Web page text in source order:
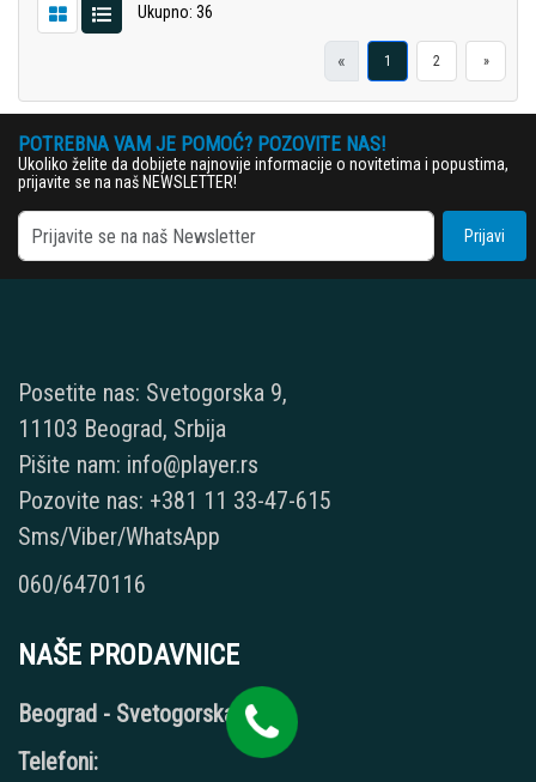
Ukupno: 36
« 1 2 »
POTREBNA VAM JE POMOĆ? POZOVITE NAS!
Ukoliko želite da dobijete najnovije informacije o novitetima i popustima,
prijavite se na naš NEWSLETTER!
Prijavi
Posetite nas: Svetogorska 9,
11103 Beograd, Srbija
Pišite nam: info@player.rs
Pozovite nas: +381 11 33-47-615
Sms/Viber/WhatsApp
060/6470116
NAŠE PRODAVNICE
Beograd - Svetogorska 9
Telefoni: